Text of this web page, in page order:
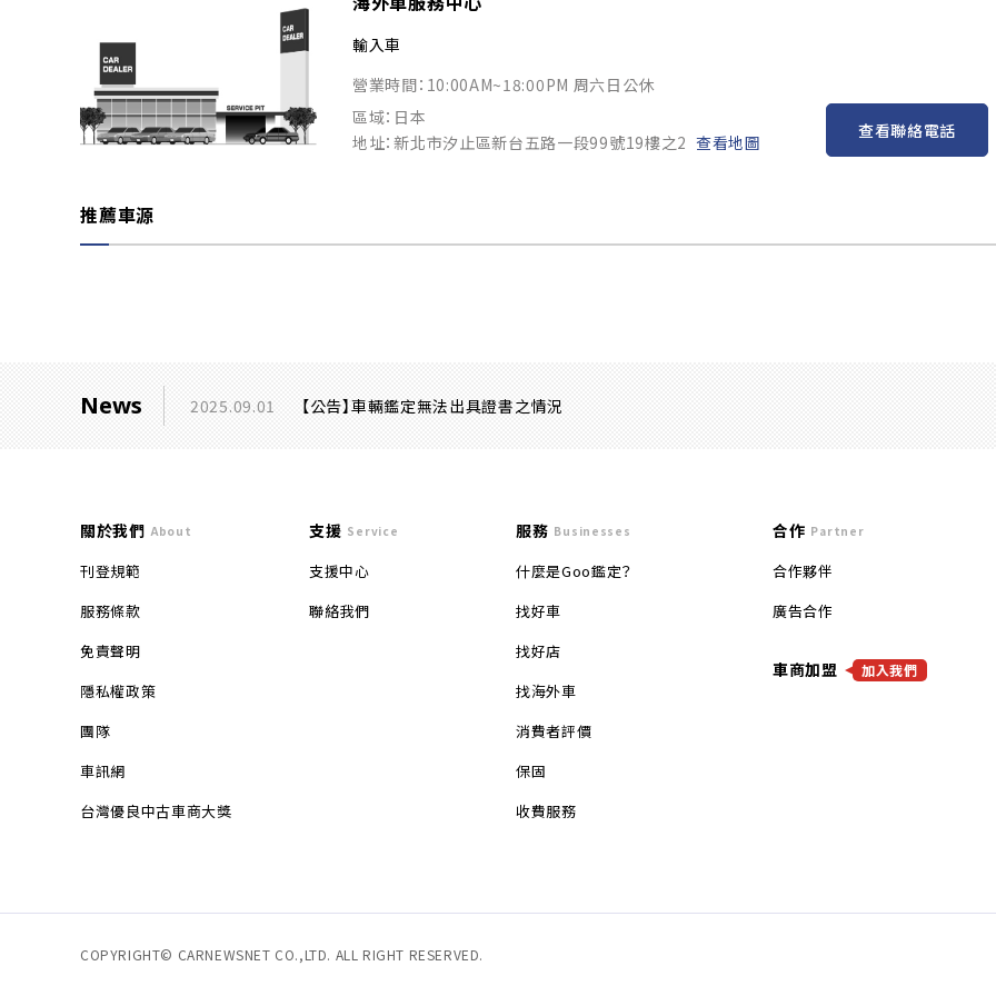
輸入車
營業時間：10:00AM~18:00PM 周六日公休
區域：日本
地址：新北市汐止區新台五路一段99號19樓之2 查看地圖
查看聯絡電話
推薦車源
News 2025.09.01 【公告】車輛鑑定無法出具證書之情況
關於我們 About
刊登規範
服務條款
免責聲明
隱私權政策
團隊
車訊網
台灣優良中古車商大獎
支援 Service
支援中心
聯絡我們
服務 Businesses
什麼是Goo鑑定？
找好車
找好店
找海外車
消費者評價
保固
收費服務
合作 Partner
合作夥伴
廣告合作
車商加盟 加入我們
COPYRIGHT© CARNEWSNET CO.,LTD. ALL RIGHT RESERVED.